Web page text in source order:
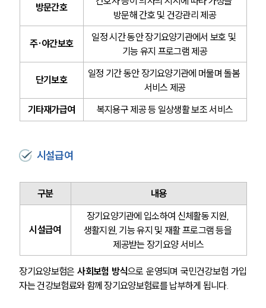
방문간호
방문해 간호 및 건강관리 제공
주·야간보호
일정 시간 동안 장기요양기관에서 보호 및
기능 유지 프로그램 제공
단기보호
일정 기간 동안 장기요양기관에 머물며 돌봄
서비스 제공
기타재가급여
복지용구 제공 등 일상생활 보조 서비스
시설급여
구분 내용
시설급여
장기요양기관에 입소하여 신체활동 지원,
생활지원, 기능 유지 및 재활 프로그램 등을
제공받는 장기요양 서비스
장기요양보험은 사회보험 방식으로 운영되며 국민건강보험 가입
자는 건강보험료와 함께 장기요양보험료를 납부하게 됩니다.